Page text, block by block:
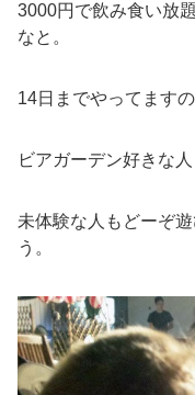
3000円で飲み食い放
なと。
14日までやってますの
ビアガーデン好きな人
未体験な人もどーぞ
う。